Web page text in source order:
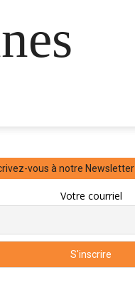
vous à notre Newsletter
Votre courriel